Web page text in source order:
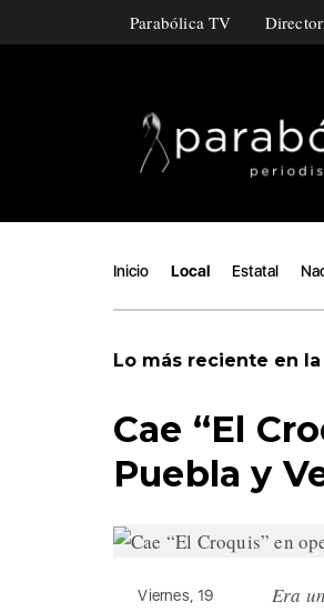
Parabólica TV
Inicio Local Estatal
Lo más reciente en
Cae “El
Puebla y
Viernes, 19
Era